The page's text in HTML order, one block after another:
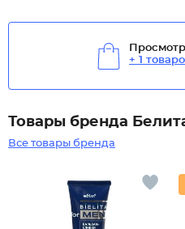
+ 1
Товары бренда
Все товары бренда